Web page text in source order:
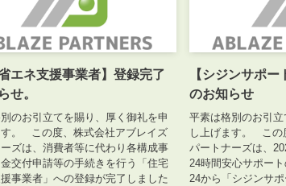
エネ支援事業者】登録完了
せ。
のお引立てを賜り、厚く御礼を申
す。 この度、株式会社アブレイズ
ズは、消費者等に代わり各構成事
交付申請等の手続きを行う「住宅
事業者」への登録が完了しました
【シジンサポ
のお知らせ
平素は格別のお引
し上げます。 この
パートナーズは、
24時間安心サポー
24から「シジンサ